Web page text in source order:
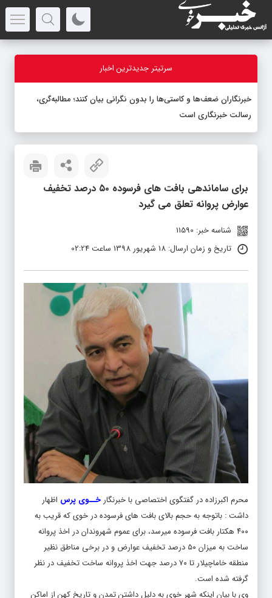
سرتیتر جدیدترین اخبار
برای ساماندهی بافت های فرسوده ۵۰ درصد تخفیف
عوارض پروانه تعلق می گیرد
شناسه خبر: 11590
تاریخ و زمان ارسال: 18 شهریور 1398 ساعت 02:24
محرم اکبرزاده در گفتگوی اختصاصی با خبرنگارخــوی پرساظهار
داشت : باتوجه به حجم بالای بافت های فرسوده در خوی که قریب به
۴۰۰ هکتار بافت فرسوده میرسد، برای عموم شهروندان در اخذ پروانه
ساخت به میزان ۵۰ درصد تخفیف عوارض و در برخی مناطق نظیر
منطقه خاماچیلار تا ۷۰ درصد جهت اخذ پروانه ساخت تخفیف در نظر
گرفته شده است.
وی با بیان اینکه شهر خوی به دلیل داشتن تمدن و تاریخ کهن از اماکن
بکر تاریخی و گردشگری بهره مند است افزود : وجود مقبره شمس